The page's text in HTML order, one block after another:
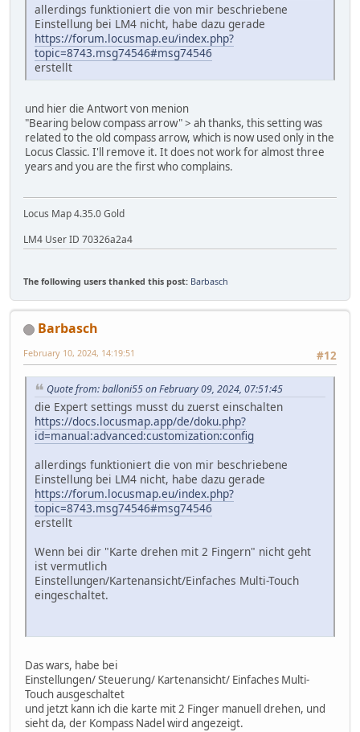
allerdings funktioniert die von mir beschriebene
Einstellung bei LM4 nicht, habe dazu gerade
https://forum.locusmap.eu/index.php?
topic=8743.msg74546#msg74546
erstellt
und hier die Antwort von menion
"Bearing below compass arrow" > ah thanks, this setting was
related to the old compass arrow, which is now used only in the
Locus Classic. I'll remove it. It does not work for almost three
years and you are the first who complains.
Locus Map 4.35.0 Gold
LM4 User ID 70326a2a4
The following users thanked this post: Barbasch
Barbasch
#12
February 10, 2024, 14:19:51
Quote from: balloni55 on February 09, 2024, 07:51:45
die Expert settings musst du zuerst einschalten
https://docs.locusmap.app/de/doku.php?
id=manual:advanced:customization:config
allerdings funktioniert die von mir beschriebene
Einstellung bei LM4 nicht, habe dazu gerade
https://forum.locusmap.eu/index.php?
topic=8743.msg74546#msg74546
erstellt
Wenn bei dir "Karte drehen mit 2 Fingern" nicht geht
ist vermutlich
Einstellungen/Kartenansicht/Einfaches Multi-Touch
eingeschaltet.
Das wars, habe bei
Einstellungen/ Steuerung/ Kartenansicht/ Einfaches Multi-
Touch ausgeschaltet
und jetzt kann ich die karte mit 2 Finger manuell drehen, und
sieht da, der Kompass Nadel wird angezeigt.